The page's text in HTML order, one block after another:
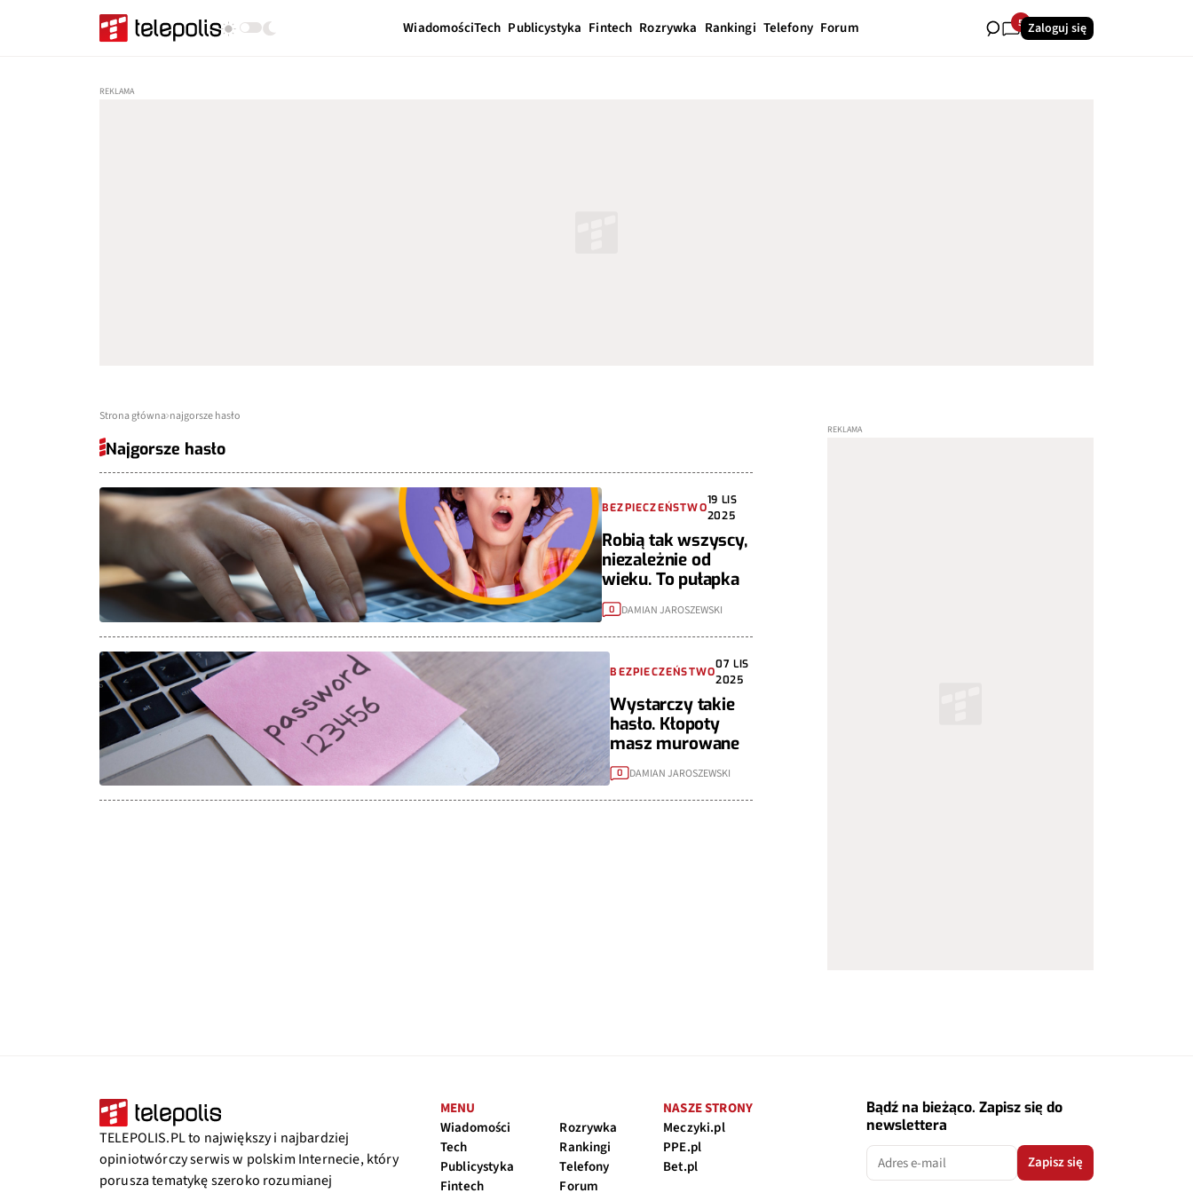
WiadomościTech Publicystyka Fintech Rozrywka Rankingi Telefony Forum 5 Zaloguj się
Strona główna najgorsze hasło
Najgorsze hasło
BEZPIECZEŃSTWO
19 LIS
2025
Robią tak wszyscy,
niezależnie od
wieku. To pułapka
0 DAMIAN JAROSZEWSKI
BEZPIECZEŃSTWO
07 LIS
2025
Wystarczy takie
hasło. Kłopoty
masz murowane
0 DAMIAN JAROSZEWSKI
TELEPOLIS.PL to największy i najbardziej
opiniotwórczy serwis w polskim Internecie, który
porusza tematykę szeroko rozumianej
MENU
Wiadomości
Tech
Publicystyka
Fintech
Rozrywka
Rankingi
Telefony
Forum
NASZE STRONY
Meczyki.pl
PPE.pl
Bet.pl
Bądź na bieżąco. Zapisz się do
newslettera
Zapisz się